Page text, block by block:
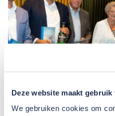
Deze website maakt gebruik
We gebruiken cookies om